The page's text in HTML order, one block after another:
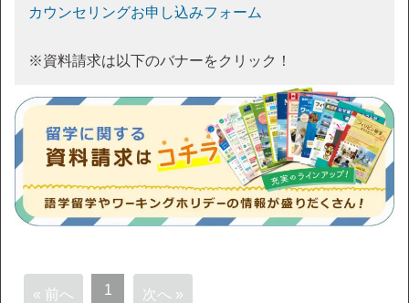
カウンセリングお申し込みフォーム
※資料請求は以下のバナーをクリック！
« 前へ 1 次へ »